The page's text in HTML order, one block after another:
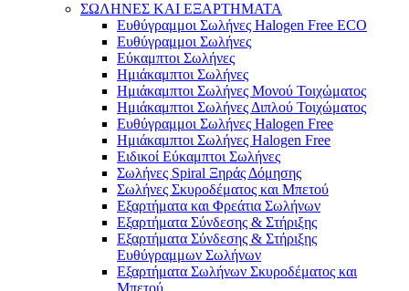
ΣΩΛΗΝΕΣ ΚΑΙ ΕΞΑΡΤΗΜΑΤΑ
Ευθύγραμμοι Σωλήνες Halogen Free ECO
Ευθύγραμμοι Σωλήνες
Εύκαμπτοι Σωλήνες
Ημιάκαμπτοι Σωλήνες
Ημιάκαμπτοι Σωλήνες Μονού Τοιχώματος
Ημιάκαμπτοι Σωλήνες Διπλού Τοιχώματος
Ευθύγραμμοι Σωλήνες Halogen Free
Ημιάκαμπτοι Σωλήνες Halogen Free
Ειδικοί Εύκαμπτοι Σωλήνες
Σωλήνες Spiral Ξηράς Δόμησης
Σωλήνες Σκυροδέματος και Μπετού
Εξαρτήματα και Φρεάτια Σωλήνων
Εξαρτήματα Σύνδεσης & Στήριξης
Εξαρτήματα Σύνδεσης & Στήριξης
Ευθύγραμμων Σωλήνων
Εξαρτήματα Σωλήνων Σκυροδέματος και
Μπετού